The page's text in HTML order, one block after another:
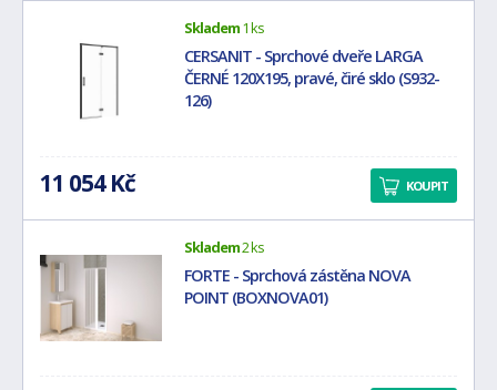
Skladem1 ks
CERSANIT - Sprchové dveře LARGA
ČERNÉ 120X195, pravé, čiré sklo (S932-
126)
11 054 Kč KOUPIT
Skladem2 ks
FORTE - Sprchová zástěna NOVA
POINT (BOXNOVA01)